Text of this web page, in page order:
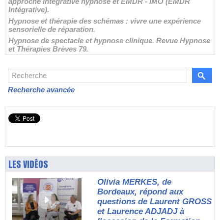
Intégrative).
Hypnose et thérapie des schémas : vivre une expérience
sensorielle de réparation.
Hypnose de spectacle et hypnose clinique. Revue Hypnose
et Thérapies Brèves 79.
Recherche avancée
LES VIDÉOS
Olivia MERKES, de
Bordeaux, répond aux
questions de Laurent GROSS
et Laurence ADJADJ à